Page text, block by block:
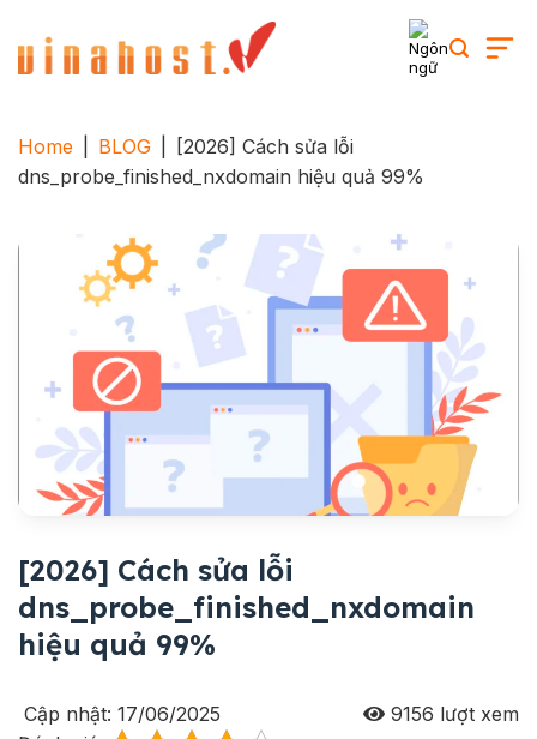
content
Home BLOG
[2026] Cách sửa lỗi
dns_probe_finished_nxdomain hiệu quả 99%
[2026] Cách sửa lỗi
dns_probe_finished_nxdomain
hiệu quả 99%
Cập nhật: 17/06/2025 9156 lượt xem